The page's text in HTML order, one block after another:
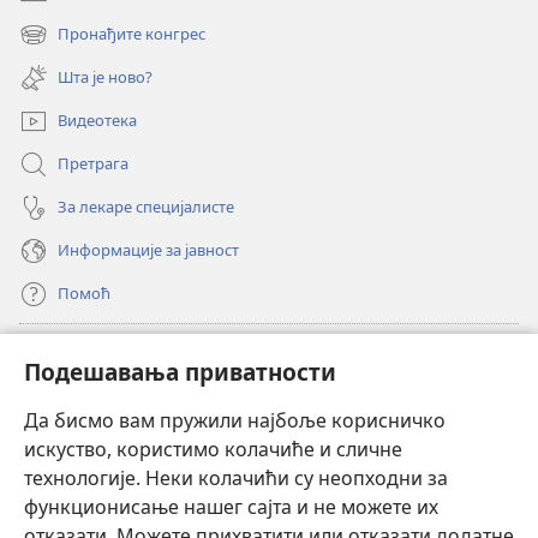
Подешавања приватности
Да бисмо вам пружили најбоље корисничко
искуство, користимо колачиће и сличне
технологије. Неки колачићи су неопходни за
функционисање нашег сајта и не можете их
нови
прозор)
Пронађите конгрес
(отвара
нови
прозор)
Шта је ново?
Видеотека
Претрага
За лекаре специјалисте
Информације за јавност
Помоћ
(отвара
нови
прозор)ОНЛАЈН БИБЛИОТЕКА Watchtower
(отвара
нови
прозор)JW Hub®
(отвара
нови
прозор)JW Library